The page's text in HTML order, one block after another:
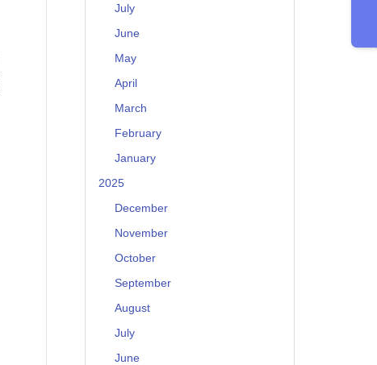
July
June
May
April
March
February
January
2025
December
November
October
September
August
July
June